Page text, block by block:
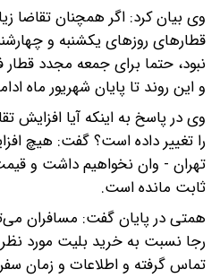
وی بیان کرد: اگر همچنان تقاضا
قطارهای روزهای یکشنبه و
نبود، حتما برای جمعه مجدد قطار
و این روند تا پایان شهریور ماه
وی در پاسخ به اینکه آیا افزایش
را تغییر داده است؟ گفت: هیچ
تهران - وان نخواهیم داشت و
ثابت مانده است.
همتی در پایان گفت: مسافران
تماس گرفته و اطلاعات و زمان